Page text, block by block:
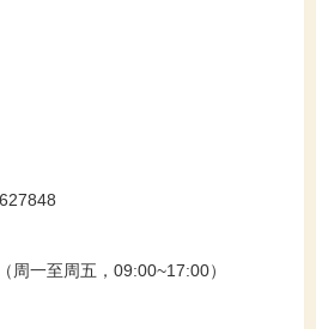
周一至周五，09:00~17:00）